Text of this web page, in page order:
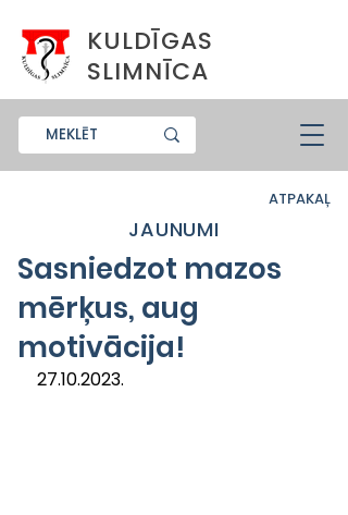
KULDĪGAS
SLIMNĪCA
ATPAKAĻ
JAUNUMI
Sasniedzot mazos
mērķus, aug
motivācija!
27.10.2023.